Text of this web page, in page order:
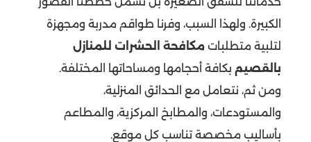
الكبيرة. ولهذا السبب، وفرنا طواقم مدربة ومجهزة
لتلبية متطلباتمكافحة الحشرات للمنازل
بالقصيم بكافة أحجامها ومساحاتها المختلفة.
ومن ثم، نتعامل مع الحدائق المنزلية،
والمستودعات، والمطابخ المركزية، والمطاعم
بأساليب مخصصة تناسب كل موقع.